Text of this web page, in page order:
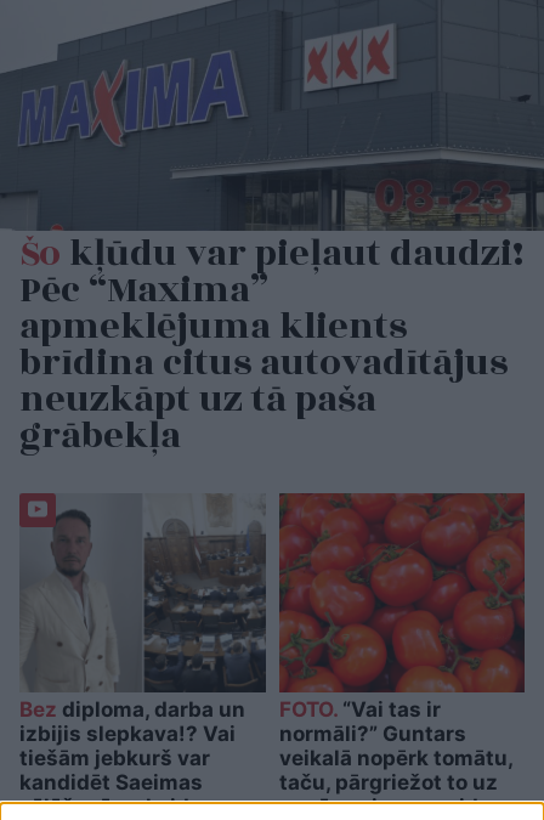
Šokļūdu var pieļaut daudzi!
Pēc “Maxima”
apmeklējuma klients
brīdina citus autovadītājus
neuzkāpt uz tā paša
grābekļa
Bez diploma, darba un
izbijis slepkava!? Vai
tiešām jebkurš var
kandidēt Saeimas
vēlēšanās, skaidro
FOTO.“Vai tas ir
normāli?” Guntars
veikalā nopērk tomātu,
taču, pārgriežot to uz
pusēm, viņu sagaida